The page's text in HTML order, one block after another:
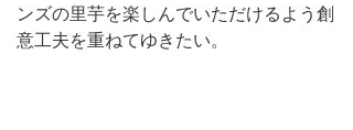
ンズの里芋を楽しんでいただけるよう創
意工夫を重ねてゆきたい。